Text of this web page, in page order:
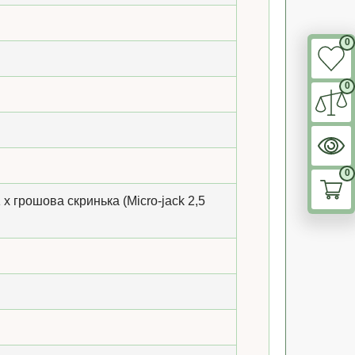
0
0
0
грошова скринька (Micro-jack 2,5